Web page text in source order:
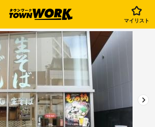
マイリスト